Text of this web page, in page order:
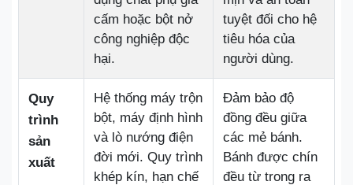
cấm hoặc bột nở
công nghiệp độc
hại.
tuyệt đối cho hệ
tiêu hóa của
người dùng.
Quy
trình
sản
xuất
Hệ thống máy trộn
bột, máy định hình
và lò nướng điện
đời mới. Quy trình
khép kín, hạn chế
Đảm bảo độ
đồng đều giữa
các mẻ bánh.
Bánh được chín
đều từ trong ra